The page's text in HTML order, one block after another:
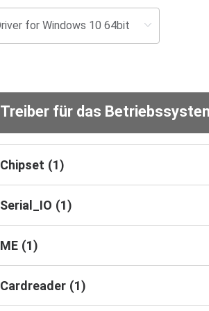
Treiber für das
Chipset (1)
Serial_IO (1)
ME (1)
Cardreader (1)